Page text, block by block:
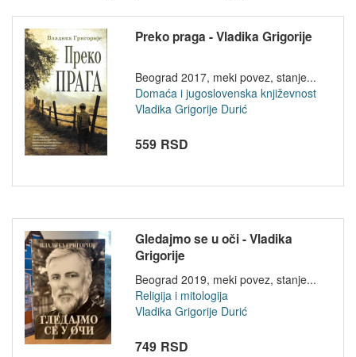
Preko praga - Vladika Grigorije
Beograd 2017, meki povez, stanje...
Domaća i jugoslovenska književnost
Vladika Grigorije Durić
559 RSD
Gledajmo se u oči - Vladika
Grigorije
Beograd 2019, meki povez, stanje...
Religija i mitologija
Vladika Grigorije Durić
749 RSD